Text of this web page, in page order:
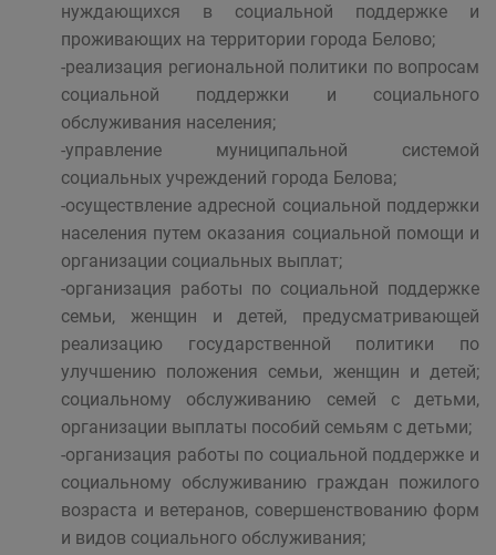
нуждающихся в социальной поддержке и
проживающих на территории города Белово;
-реализация региональной политики по вопросам
социальной поддержки и социального
обслуживания населения;
-управление муниципальной системой
социальных учреждений города Белова;
-осуществление адресной социальной поддержки
населения путем оказания социальной помощи и
организации социальных выплат;
-организация работы по социальной поддержке
семьи, женщин и детей, предусматривающей
реализацию государственной политики по
улучшению положения семьи, женщин и детей;
социальному обслуживанию семей с детьми,
организации выплаты пособий семьям с детьми;
-организация работы по социальной поддержке и
социальному обслуживанию граждан пожилого
возраста и ветеранов, совершенствованию форм
и видов социального обслуживания;